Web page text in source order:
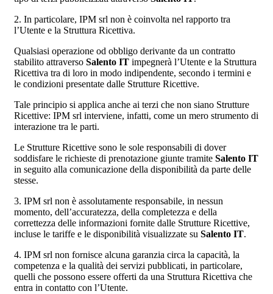
2. In particolare, IPM srl non è coinvolta nel rapporto tra
l’Utente e la Struttura Ricettiva.
Qualsiasi operazione od obbligo derivante da un contratto
stabilito attraverso Salento IT impegnerà l’Utente e la Struttura
Ricettiva tra di loro in modo indipendente, secondo i termini e
le condizioni presentate dalle Strutture Ricettive.
Tale principio si applica anche ai terzi che non siano Strutture
Ricettive: IPM srl interviene, infatti, come un mero strumento di
interazione tra le parti.
Le Strutture Ricettive sono le sole responsabili di dover
soddisfare le richieste di prenotazione giunte tramite Salento IT
in seguito alla comunicazione della disponibilità da parte delle
stesse.
3. IPM srl non è assolutamente responsabile, in nessun
momento, dell’accuratezza, della completezza e della
correttezza delle informazioni fornite dalle Strutture Ricettive,
incluse le tariffe e le disponibilità visualizzate su Salento IT.
4. IPM srl non fornisce alcuna garanzia circa la capacità, la
competenza e la qualità dei servizi pubblicati, in particolare,
quelli che possono essere offerti da una Struttura Ricettiva che
entra in contatto con l’Utente.